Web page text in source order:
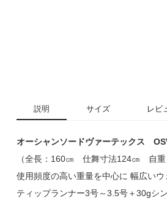
説明 サイズ レビ
オーシャンソードヴァーテックス
（全長：160㎝ 仕舞寸法124㎝ 自
使用頻度の高い重量を中心に 幅広い
ティップランナー3号～3.5号＋30gシ